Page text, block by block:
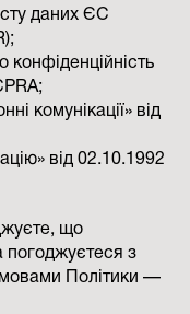
даних ЄС
конфіденційність
комунікації» від
від 02.10.1992
що
погоджуєтеся з
Політики —